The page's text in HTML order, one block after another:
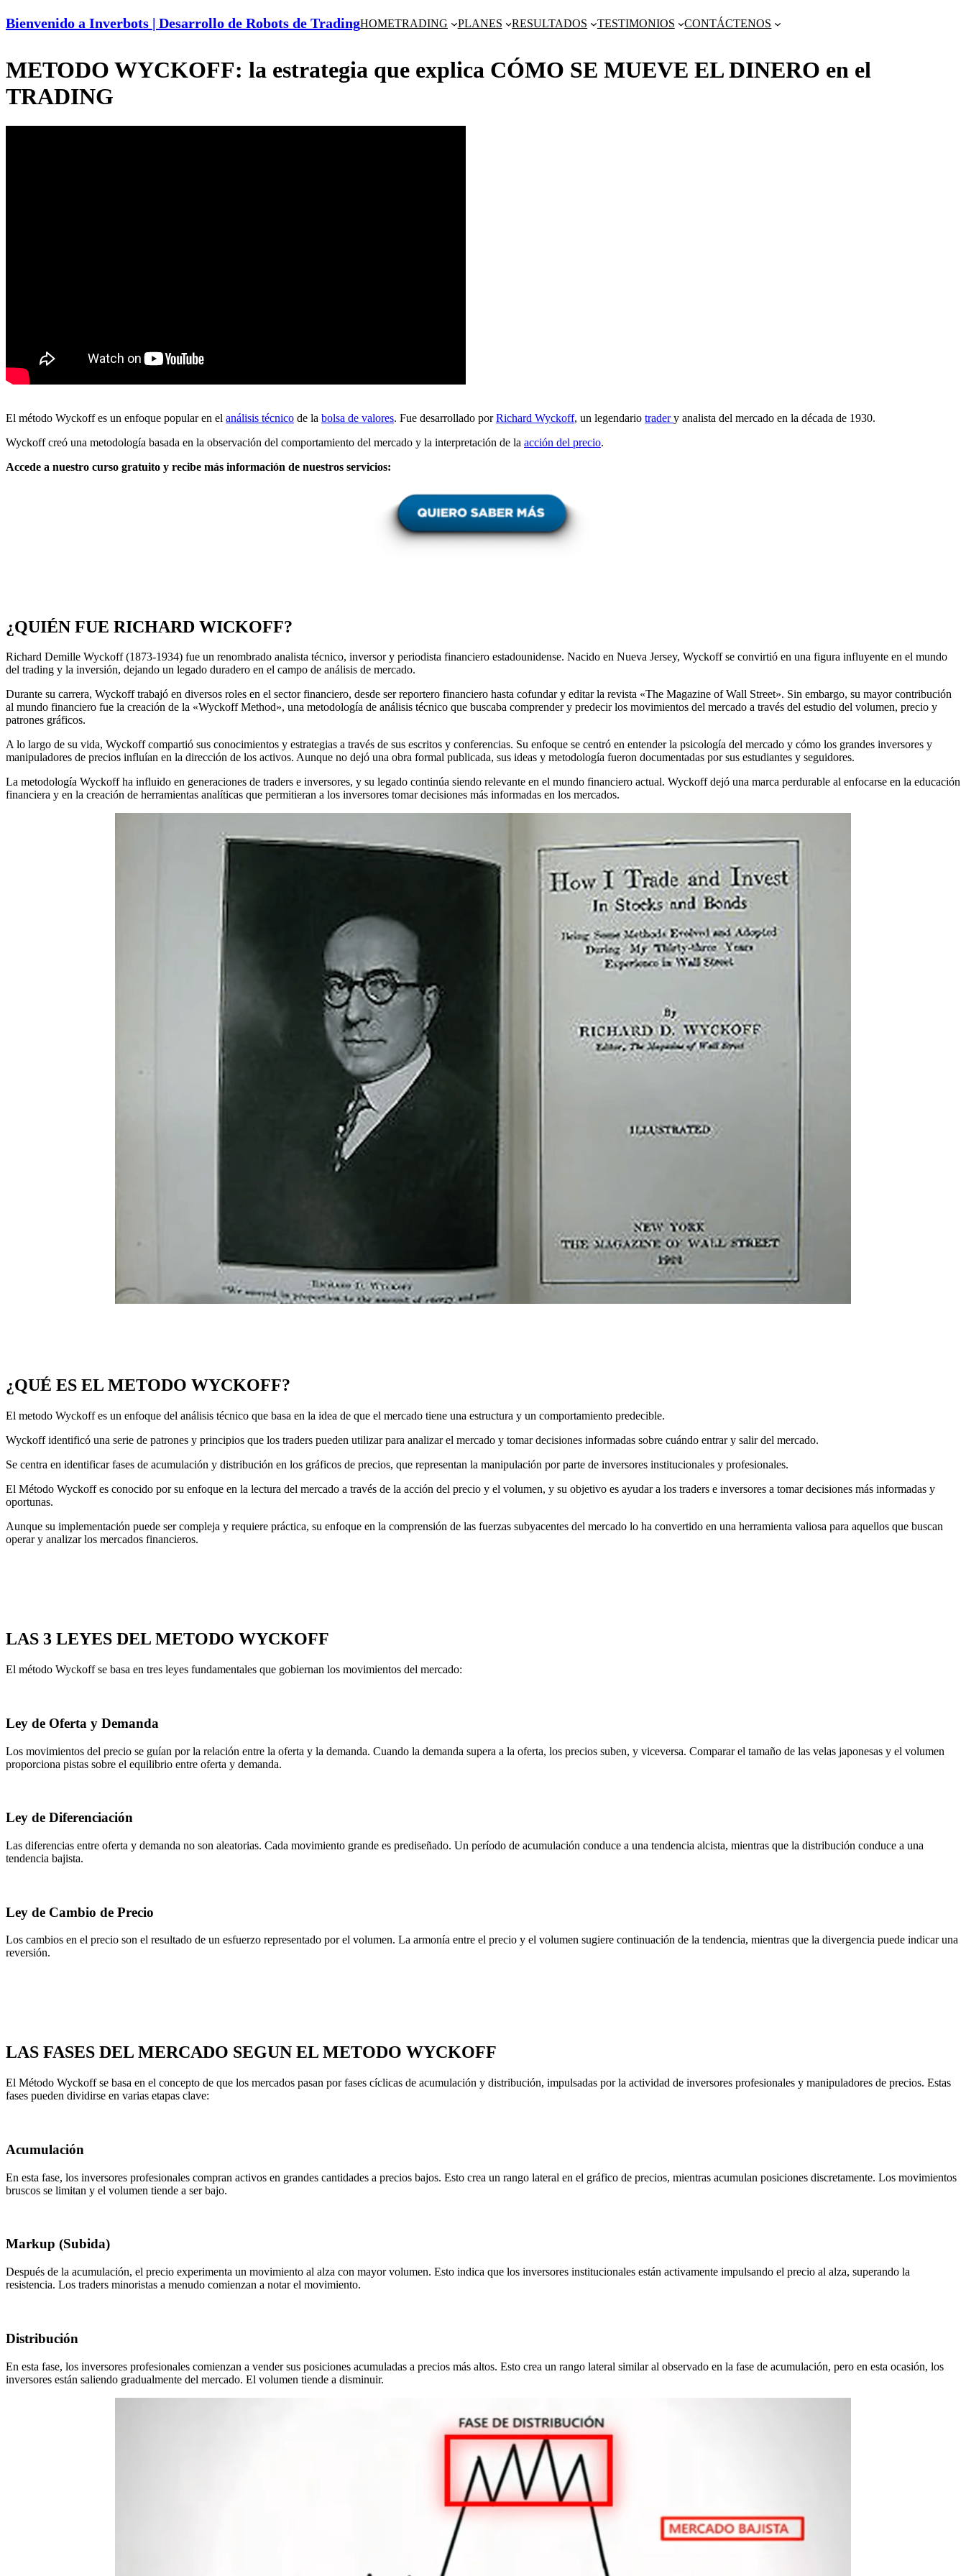
Bienvenido a Inverbots | Desarrollo de Robots de TradingHOMETRADING PLANES RESULTADOS TESTIMONIOS CONTÁCTENOS
METODO WYCKOFF: la estrategia que explica CÓMO SE MUEVE EL DINERO en el
TRADING
El método Wyckoff es un enfoque popular en el análisis técnico de la bolsa de valores. Fue desarrollado porRichard Wyckoff, un legendario tradery analista del mercado en la década de 1930.
Wyckoff creó una metodología basada en la observación del comportamiento del mercado y la interpretación de la acción del precio.
Accede a nuestro curso gratuito y recibe más información de nuestros servicios:
¿QUIÉN FUE RICHARD WICKOFF?
Richard Demille Wyckoff (1873-1934) fue un renombrado analista técnico, inversor y periodista financiero estadounidense. Nacido en Nueva Jersey, Wyckoff se convirtió en una figura influyente en el mundo
del trading y la inversión, dejando un legado duradero en el campo de análisis de mercado.
Durante su carrera, Wyckoff trabajó en diversos roles en el sector financiero, desde ser reportero financiero hasta cofundar y editar la revista «The Magazine of Wall Street». Sin embargo, su mayor contribución
al mundo financiero fue la creación de la «Wyckoff Method», una metodología de análisis técnico que buscaba comprender y predecir los movimientos del mercado a través del estudio del volumen, precio y
patrones gráficos.
A lo largo de su vida, Wyckoff compartió sus conocimientos y estrategias a través de sus escritos y conferencias. Su enfoque se centró en entender la psicología del mercado y cómo los grandes inversores y
manipuladores de precios influían en la dirección de los activos. Aunque no dejó una obra formal publicada, sus ideas y metodología fueron documentadas por sus estudiantes y seguidores.
La metodología Wyckoff ha influido en generaciones de traders e inversores, y su legado continúa siendo relevante en el mundo financiero actual. Wyckoff dejó una marca perdurable al enfocarse en la educación
financiera y en la creación de herramientas analíticas que permitieran a los inversores tomar decisiones más informadas en los mercados.
¿QUÉ ES EL METODO WYCKOFF?
El metodo Wyckoff es un enfoque del análisis técnico que basa en la idea de que el mercado tiene una estructura y un comportamiento predecible.
Wyckoff identificó una serie de patrones y principios que los traders pueden utilizar para analizar el mercado y tomar decisiones informadas sobre cuándo entrar y salir del mercado.
Se centra en identificar fases de acumulación y distribución en los gráficos de precios, que representan la manipulación por parte de inversores institucionales y profesionales.
El Método Wyckoff es conocido por su enfoque en la lectura del mercado a través de la acción del precio y el volumen, y su objetivo es ayudar a los traders e inversores a tomar decisiones más informadas y
oportunas.
Aunque su implementación puede ser compleja y requiere práctica, su enfoque en la comprensión de las fuerzas subyacentes del mercado lo ha convertido en una herramienta valiosa para aquellos que buscan
operar y analizar los mercados financieros.
LAS 3 LEYES DEL METODO WYCKOFF
El método Wyckoff se basa en tres leyes fundamentales que gobiernan los movimientos del mercado:
Ley de Oferta y Demanda
Los movimientos del precio se guían por la relación entre la oferta y la demanda. Cuando la demanda supera a la oferta, los precios suben, y viceversa. Comparar el tamaño de las velas japonesas y el volumen
proporciona pistas sobre el equilibrio entre oferta y demanda.
Ley de Diferenciación
Las diferencias entre oferta y demanda no son aleatorias. Cada movimiento grande es prediseñado. Un período de acumulación conduce a una tendencia alcista, mientras que la distribución conduce a una
tendencia bajista.
Ley de Cambio de Precio
Los cambios en el precio son el resultado de un esfuerzo representado por el volumen. La armonía entre el precio y el volumen sugiere continuación de la tendencia, mientras que la divergencia puede indicar una
reversión.
LAS FASES DEL MERCADO SEGUN EL METODO WYCKOFF
El Método Wyckoff se basa en el concepto de que los mercados pasan por fases cíclicas de acumulación y distribución, impulsadas por la actividad de inversores profesionales y manipuladores de precios. Estas
fases pueden dividirse en varias etapas clave:
Acumulación
En esta fase, los inversores profesionales compran activos en grandes cantidades a precios bajos. Esto crea un rango lateral en el gráfico de precios, mientras acumulan posiciones discretamente. Los movimientos
bruscos se limitan y el volumen tiende a ser bajo.
Markup (Subida)
Después de la acumulación, el precio experimenta un movimiento al alza con mayor volumen. Esto indica que los inversores institucionales están activamente impulsando el precio al alza, superando la
resistencia. Los traders minoristas a menudo comienzan a notar el movimiento.
Distribución
En esta fase, los inversores profesionales comienzan a vender sus posiciones acumuladas a precios más altos. Esto crea un rango lateral similar al observado en la fase de acumulación, pero en esta ocasión, los
inversores están saliendo gradualmente del mercado. El volumen tiende a disminuir.